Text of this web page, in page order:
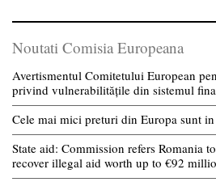
Noutati Comisia Europeana
Avertismentul Comitetului European
privind vulnerabilitățile din sistemul
Cele mai mici preturi din Europa sunt in
State aid: Commission refers Romania
recover illegal aid worth up to €92